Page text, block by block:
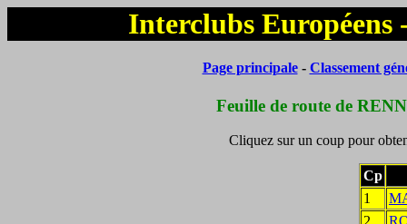
Interclubs
Page principale- Classement
Feuille de route de
Cliquez sur un coup pour
Cp
1